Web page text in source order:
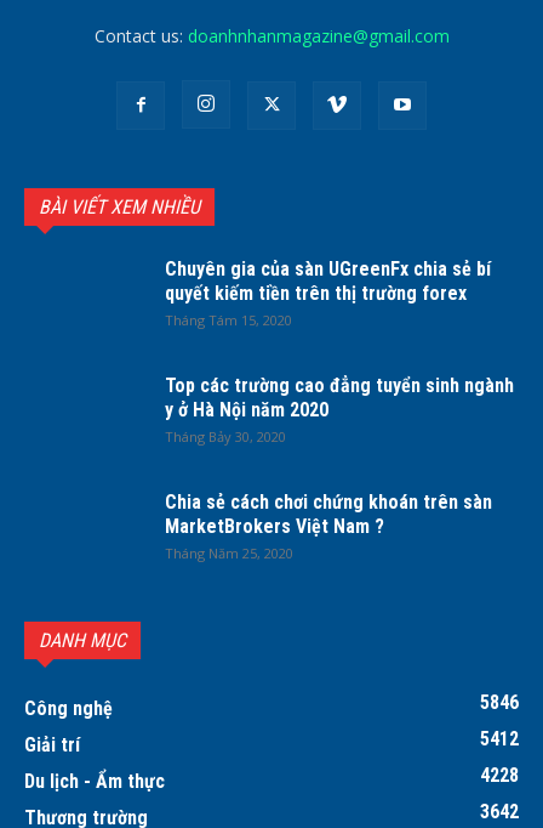
Contact us: doanhnhanmagazine@gmail.com
BÀI VIẾT XEM NHIỀU
Chuyên gia của sàn UGreenFx chia sẻ bí
quyết kiếm tiền trên thị trường forex
Tháng Tám 15, 2020
Top các trường cao đẳng tuyển sinh ngành
y ở Hà Nội năm 2020
Tháng Bảy 30, 2020
Chia sẻ cách chơi chứng khoán trên sàn
MarketBrokers Việt Nam ?
Tháng Năm 25, 2020
DANH MỤC
Công nghệ
5846
Giải trí
5412
Du lịch - Ẩm thực
4228
Thương trường
3642